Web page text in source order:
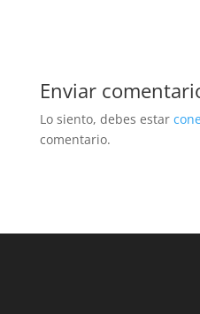
Enviar
Lo siento, debes estar
comentario.